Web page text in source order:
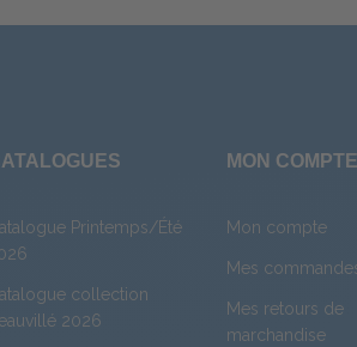
Printemps/Été
collection
2026
MON COMPTE
Mon compte
Mes
Mes retours de
marchandise